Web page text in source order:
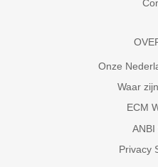
Onze
Waar
ECM
ANBI
Privacy